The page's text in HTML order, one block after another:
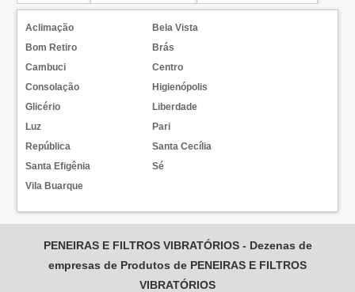
Aclimação
Bela Vista
Bom Retiro
Brás
Cambuci
Centro
Consolação
Higienópolis
Glicério
Liberdade
Luz
Pari
República
Santa Cecília
Santa Efigênia
Sé
Vila Buarque
PENEIRAS E FILTROS VIBRATÓRIOS - Dezenas de
empresas de Produtos de PENEIRAS E FILTROS
VIBRATÓRIOS